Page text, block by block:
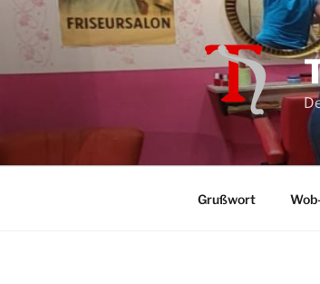
Inhalt
Grußwort